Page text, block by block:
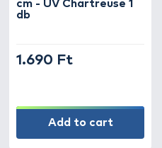
cm - UV Chartreuse 1
db
1.690 Ft
Add to cart